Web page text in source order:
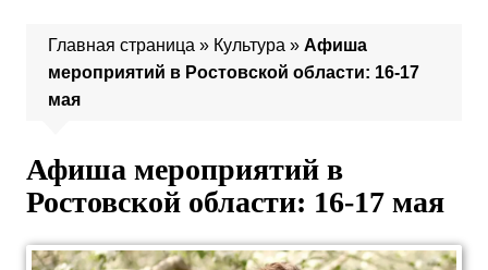
Главная страница » Культура » Афиша
мероприятий в Ростовской области: 16-17
мая
Афиша мероприятий в
Ростовской области: 16-17 мая